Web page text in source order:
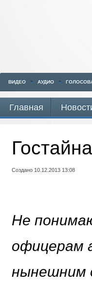
ВИДЕО АУДИО
Главная
Создано 10.12.2013 13:08
Не
офицерам
нынешним